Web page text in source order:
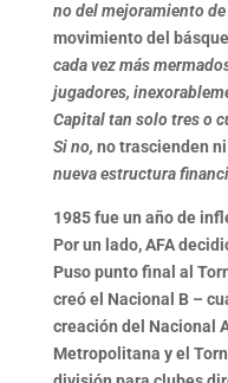
no del mejoramiento de
movimiento del
cada vez más
jugadores,
Capital tan solo tres o
Si no, no trascienden
nueva estructura
1985 fue un año de
Por un lado, AFA
Puso punto final al
creó el Nacional B –
creación del Nacional
Metropolitana y el